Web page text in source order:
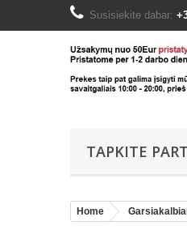
Susisiekite dabar:
TAPKITE
Home